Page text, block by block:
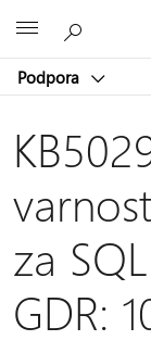
Podpora
za
GDR: